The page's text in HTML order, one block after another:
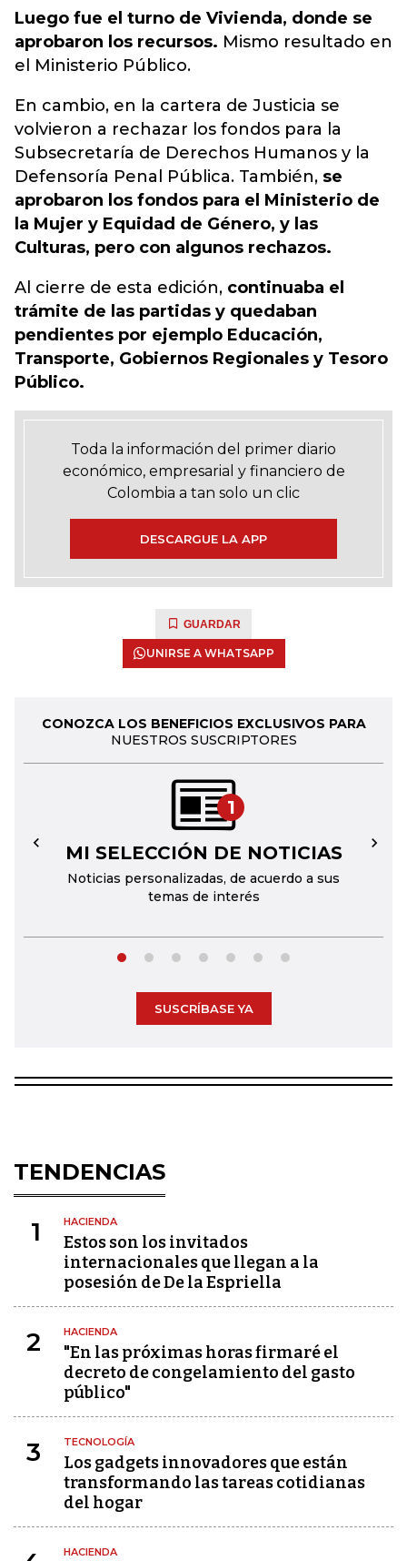
Luego fue el turno de Vivienda, donde se
aprobaron los recursos. Mismo resultado en
el Ministerio Público.
En cambio, en la cartera de Justicia se
volvieron a rechazar los fondos para la
Subsecretaría de Derechos Humanos y la
Defensoría Penal Pública. También, se
aprobaron los fondos para el Ministerio de
la Mujer y Equidad de Género, y las
Culturas, pero con algunos rechazos.
Al cierre de esta edición, continuaba el
trámite de las partidas y quedaban
pendientes por ejemplo Educación,
Transporte, Gobiernos Regionales y Tesoro
Público.
Toda la información del primer diario
económico, empresarial y financiero de
Colombia a tan solo un clic
DESCARGUE LA APP
GUARDAR
UNIRSE A WHATSAPP
CONOZCA LOS BENEFICIOS EXCLUSIVOS PARA
NUESTROS SUSCRIPTORES
1
MI SELECCIÓN DE NOTICIAS
Noticias personalizadas, de acuerdo a sus
temas de interés
← →
SUSCRÍBASE YA
TENDENCIAS
1 HACIENDA
Estos son los invitados
internacionales que llegan a la
posesión de De la Espriella
2 HACIENDA
"En las próximas horas firmaré el
decreto de congelamiento del gasto
público"
3 TECNOLOGÍA
Los gadgets innovadores que están
transformando las tareas cotidianas
del hogar
HACIENDA